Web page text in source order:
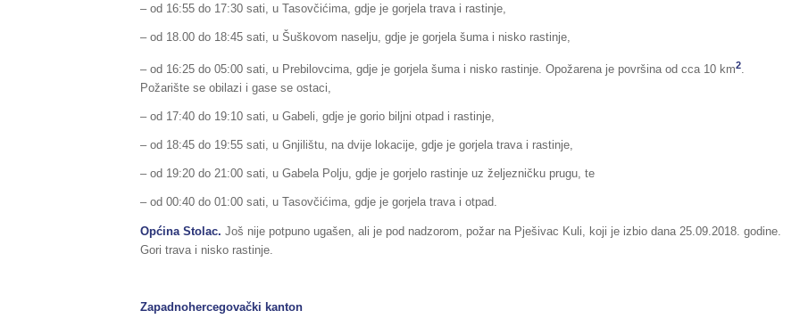
– od 16:55 do 17:30 sati, u Tasovčićima, gdje je gorjela trava i rastinje,
– od 18.00 do 18:45 sati, u Šuškovom naselju, gdje je gorjela šuma i nisko rastinje,
– od 16:25 do 05:00 sati, u Prebilovcima, gdje je gorjela šuma i nisko rastinje. Opožarena je površina od cca 10 km2.
Požarište se obilazi i gase se ostaci,
– od 17:40 do 19:10 sati, u Gabeli, gdje je gorio biljni otpad i rastinje,
– od 18:45 do 19:55 sati, u Gnjilištu, na dvije lokacije, gdje je gorjela trava i rastinje,
– od 19:20 do 21:00 sati, u Gabela Polju, gdje je gorjelo rastinje uz željezničku prugu, te
– od 00:40 do 01:00 sati, u Tasovčićima, gdje je gorjela trava i otpad.
Općina Stolac. Još nije potpuno ugašen, ali je pod nadzorom, požar na Pješivac Kuli, koji je izbio dana 25.09.2018. godine.
Gori trava i nisko rastinje.
Zapadnohercegovački kanton